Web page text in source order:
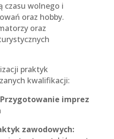
czasu wolnego i
oraz hobby.
oraz
praktyk
kwalifikacji:
imprez
zawodowych: